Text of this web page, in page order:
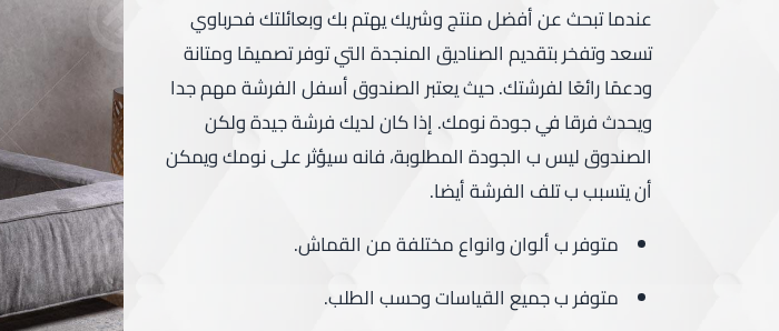
عندما تبحث عن أفضل منتج وشريك يهتم بك وبعائلتك فحرباوي
تسعد وتفخر بتقديم الصناديق المنجدة التي توفر تصميمًا ومتانة
ودعمًا رائعًا لفرشتك. حيث يعتبر الصندوق أسفل الفرشة مهم جدا
ويحدث فرقا في جودة نومك. إذا كان لديك فرشة جيدة ولكن
الصندوق ليس ب الجودة المطلوبة، فانه سيؤثر على نومك ويمكن
أن يتسبب ب تلف الفرشة أيضا.
متوفر ب ألوان وانواع مختلفة من القماش.
متوفر ب جميع القياسات وحسب الطلب.